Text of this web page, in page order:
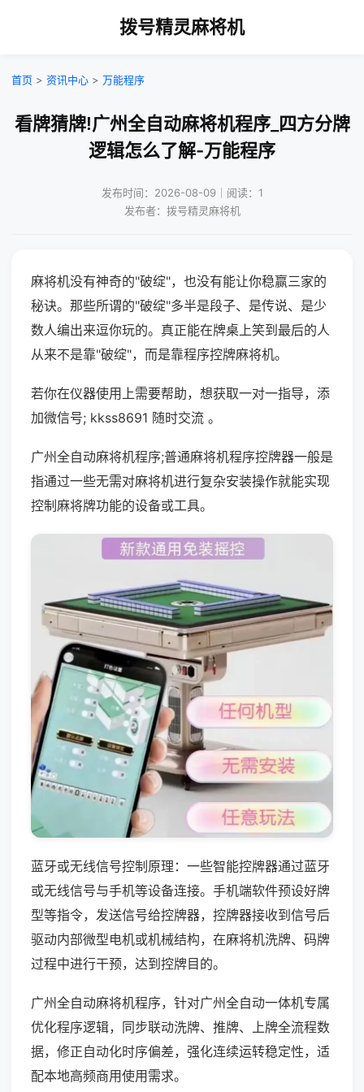
拨号精灵麻将机
首页 > 资讯中心 > 万能程序
看牌猜牌!广州全自动麻将机程序_四方分牌
逻辑怎么了解-万能程序
发布时间：2026-08-09｜阅读：1
发布者：拨号精灵麻将机
麻将机没有神奇的"破绽"，也没有能让你稳赢三家的
秘诀。那些所谓的"破绽"多半是段子、是传说、是少
数人编出来逗你玩的。真正能在牌桌上笑到最后的人
从来不是靠"破绽"，而是靠程序控牌麻将机。
若你在仪器使用上需要帮助，想获取一对一指导，添
加微信号; kkss8691 随时交流 。
广州全自动麻将机程序;普通麻将机程序控牌器一般是
指通过一些无需对麻将机进行复杂安装操作就能实现
控制麻将牌功能的设备或工具。
蓝牙或无线信号控制原理：一些智能控牌器通过蓝牙
或无线信号与手机等设备连接。手机端软件预设好牌
型等指令，发送信号给控牌器，控牌器接收到信号后
驱动内部微型电机或机械结构，在麻将机洗牌、码牌
过程中进行干预，达到控牌目的。
广州全自动麻将机程序，针对广州全自动一体机专属
优化程序逻辑，同步联动洗牌、推牌、上牌全流程数
据，修正自动化时序偏差，强化连续运转稳定性，适
配本地高频商用使用需求。